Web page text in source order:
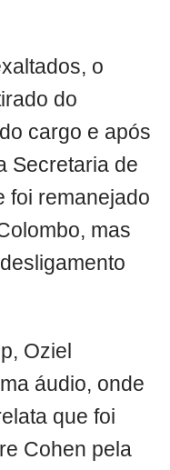
o
do
cargo e após
Secretaria de
foi remanejado
mas
Oziel
áudio, onde
que foi
Cohen pela